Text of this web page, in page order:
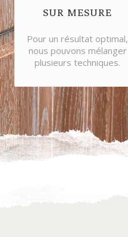
SUR MESURE
Pour un résultat optimal,
nous pouvons mélanger
plusieurs techniques.